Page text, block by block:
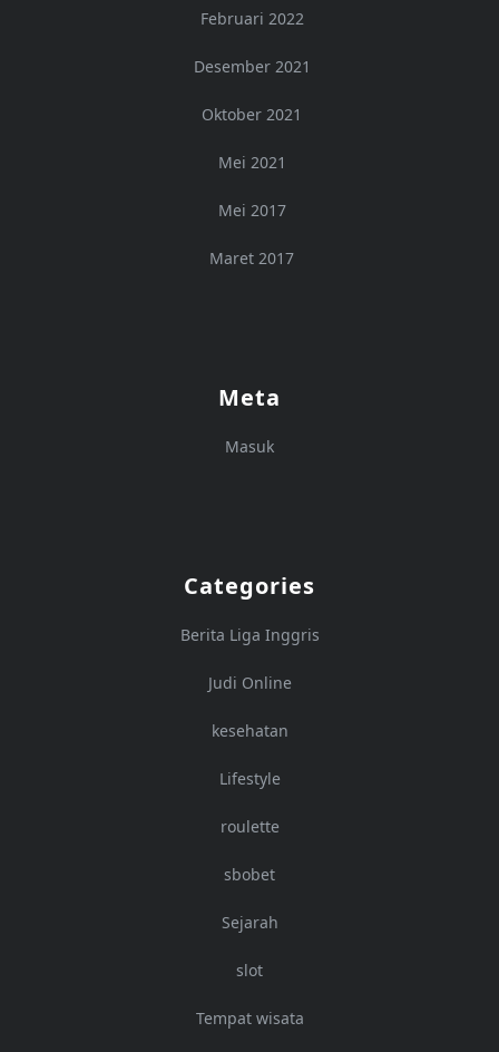
Februari 2022
Desember 2021
Oktober 2021
Mei 2021
Mei 2017
Maret 2017
Meta
Masuk
Categories
Berita Liga Inggris
Judi Online
kesehatan
Lifestyle
roulette
sbobet
Sejarah
slot
Tempat wisata